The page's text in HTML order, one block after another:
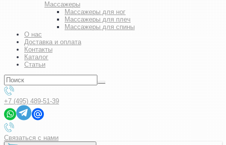
Массажеры
Массажеры для ног
Массажеры для плеч
Массажеры для спины
О нас
Доставка и оплата
Контакты
Каталог
Статьи
+7 (495) 489-51-39
Связаться с нами